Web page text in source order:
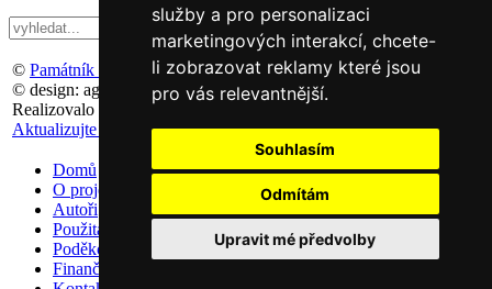
služby a pro personalizaci
marketingových interakcí, chcete-
li zobrazovat reklamy které jsou
pro vás relevantnější.
Souhlasím
Odmítám
Upravit mé předvolby
© Památník Terezín
, 2011
© design: agemy s.r.o,Studio ThD, 2011
Realizovalo studio:
WebSite21
v roce 2016
Aktualizujte předvolby souborů cookie
Domů
O projektu
Autoři
Použitá literatura
Poděkování
Finanční podpora